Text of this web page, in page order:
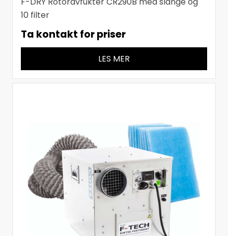
10 filter
Ta kontakt for priser
LES MER